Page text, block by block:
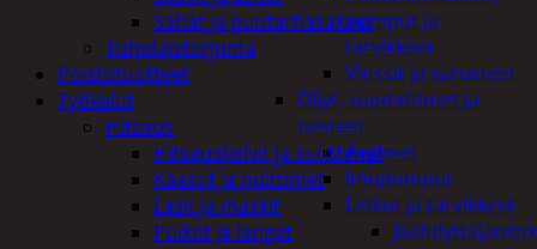
pumput ja
tarvikkeet
Vinssit ja varusteet
Öljyt, suodattimet ja
nesteet
Avaimet
Imupumput
Letkut ja tarvikkeet
Sahat ja puutarhasakset
Tuholaistorjunta
Poistotuotteet
Työkalut
Hitsaus
Hitsauskolvit ja suuttimet
Kaasut ja polttimet
Lasit ja maskit
Puikot ja langat